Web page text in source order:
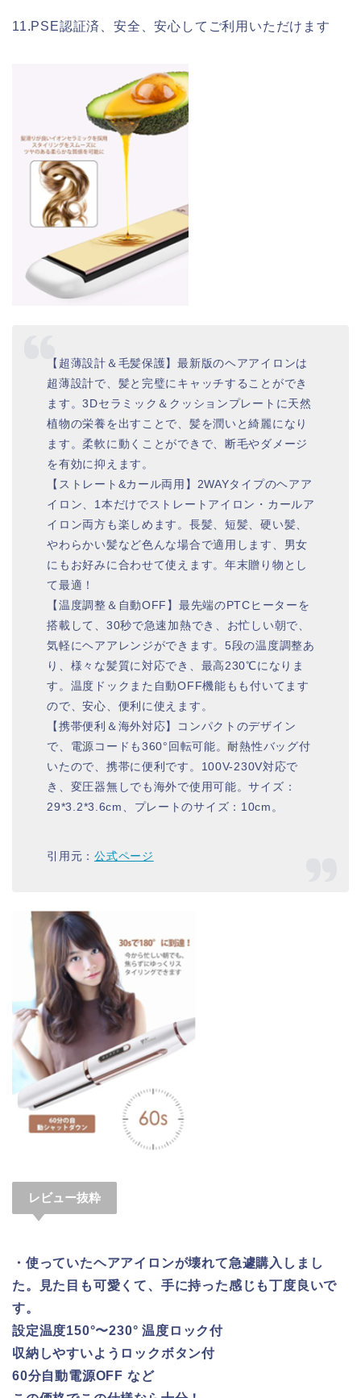
11.PSE認証済、安全、安心してご利用いただけます
【超薄設計＆毛髪保護】最新版のヘアアイロンは
超薄設計で、髪と完璧にキャッチすることができ
ます。3Dセラミック＆クッションプレートに天然
植物の栄養を出すことで、髪を潤いと綺麗になり
ます。柔軟に動くことができで、断毛やダメージ
を有効に抑えます。
【ストレート&カール両用】2WAYタイプのヘアア
イロン、1本だけでストレートアイロン・カールア
イロン両方も楽しめます。長髪、短髪、硬い髪、
やわらかい髪など色んな場合で適用します、男女
にもお好みに合わせて使えます。年末贈り物とし
て最適！
【温度調整＆自動OFF】最先端のPTCヒーターを
搭載して、30秒で急速加熱でき、お忙しい朝で、
気軽にヘアアレンジができます。5段の温度調整あ
り、様々な髪質に対応でき、最高230℃になりま
す。温度ドックまた自動OFF機能もも付いてます
ので、安心、便利に使えます。
【携帯便利＆海外対応】コンパクトのデザイン
で、電源コードも360°回転可能。耐熱性バッグ付
いたので、携帯に便利です。100V-230V対応で
き、変圧器無しでも海外で使用可能。サイズ：
29*3.2*3.6cm、プレートのサイズ：10cm。
引用元：公式ページ
レビュー抜粋
・使っていたヘアアイロンが壊れて急遽購入しまし
た。見た目も可愛くて、手に持った感じも丁度良いで
す。
設定温度150°〜230° 温度ロック付
収納しやすいようロックボタン付
60分自動電源OFF など